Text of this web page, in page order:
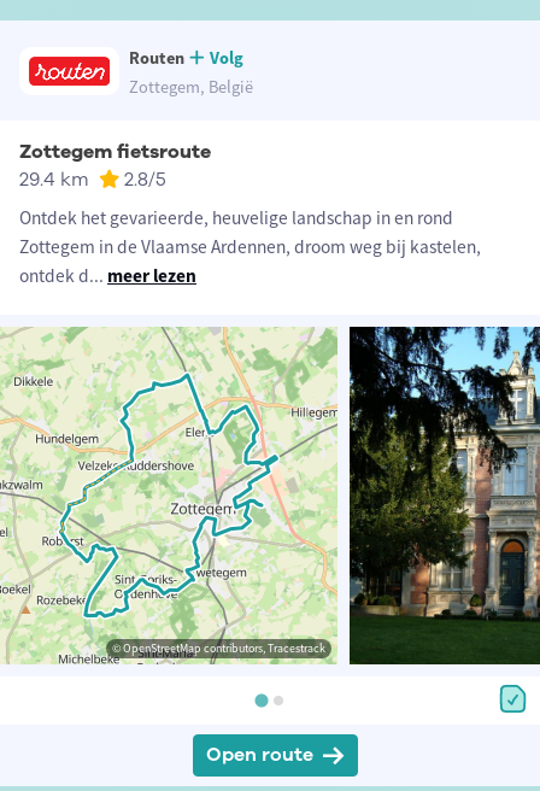
Routen
Volg
Zottegem, België
Zottegem fietsroute
29.4 km 2.8/5
Ontdek het gevarieerde, heuvelige landschap in en rond
Zottegem in de Vlaamse Ardennen, droom weg bij kastelen,
ontdek d... meer lezen
© OpenStreetMap contributors, Tracestrack
Open route